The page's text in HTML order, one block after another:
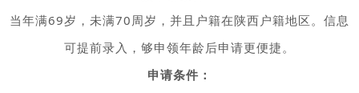
当年满69岁，未满70周岁，并且户籍在陕西户籍地区。信息
可提前录入，够申领年龄后申请更便捷。
申请条件：